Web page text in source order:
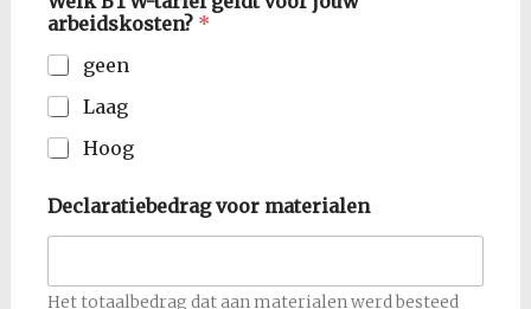
arbeidskosten? *
geen
Laag
Hoog
Declaratiebedrag voor materialen
Het totaalbedrag dat aan materialen werd besteed